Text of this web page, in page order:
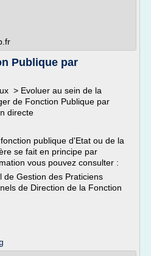
Publique par
> Evoluer au sein de la
de Fonction Publique par
directe
publique d'Etat ou de la
se fait en principe par
vous pouvez consulter :
de Gestion des Praticiens
de Direction de la Fonction